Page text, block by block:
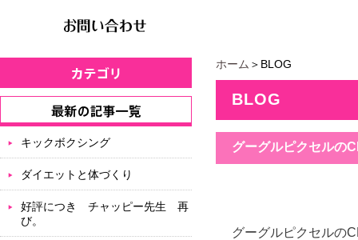
ホーム ＞BLOG
BLOG
グーグルピクセルの
グーグルピクセルの
キックボクシング
ダイエットと体づくり
好評につき チャッピー先生 再
び。